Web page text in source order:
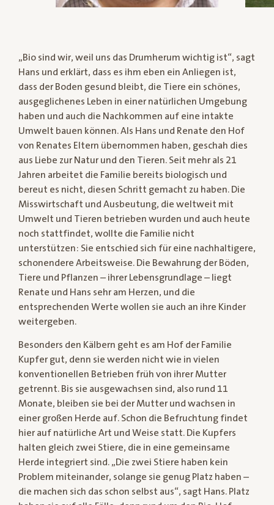
„Bio sind wir, weil uns das Drumherum wichtig ist“, sagt
Hans und erklärt, dass es ihm eben ein Anliegen ist,
dass der Boden gesund bleibt, die Tiere ein schönes,
ausgeglichenes Leben in einer natürlichen Umgebung
haben und auch die Nachkommen auf eine intakte
Umwelt bauen können. Als Hans und Renate den Hof
von Renates Eltern übernommen haben, geschah dies
aus Liebe zur Natur und den Tieren. Seit mehr als 21
Jahren arbeitet die Familie bereits biologisch und
bereut es nicht, diesen Schritt gemacht zu haben. Die
Misswirtschaft und Ausbeutung, die weltweit mit
Umwelt und Tieren betrieben wurden und auch heute
noch stattfindet, wollte die Familie nicht
unterstützen: Sie entschied sich für eine nachhaltigere,
schonendere Arbeitsweise. Die Bewahrung der Böden,
Tiere und Pflanzen – ihrer Lebensgrundlage – liegt
Renate und Hans sehr am Herzen, und die
entsprechenden Werte wollen sie auch an ihre Kinder
weitergeben.
Besonders den Kälbern geht es am Hof der Familie
Kupfer gut, denn sie werden nicht wie in vielen
konventionellen Betrieben früh von ihrer Mutter
getrennt. Bis sie ausgewachsen sind, also rund 11
Monate, bleiben sie bei der Mutter und wachsen in
einer großen Herde auf. Schon die Befruchtung findet
hier auf natürliche Art und Weise statt. Die Kupfers
halten gleich zwei Stiere, die in eine gemeinsame
Herde integriert sind. „Die zwei Stiere haben kein
Problem miteinander, solange sie genug Platz haben –
die machen sich das schon selbst aus“, sagt Hans. Platz